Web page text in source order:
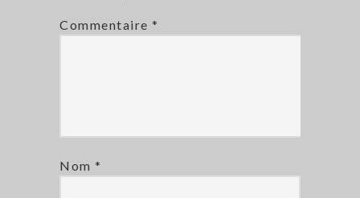
Commentaire *
Nom *